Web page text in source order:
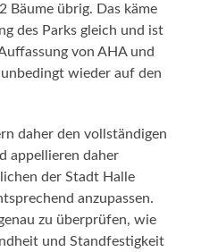
Bäume übrig. Das käme
des Parks gleich und ist
von AHA und
wieder auf den
daher den vollständigen
appellieren daher
der Stadt Halle
anzupassen.
zu überprüfen, wie
und Standfestigkeit